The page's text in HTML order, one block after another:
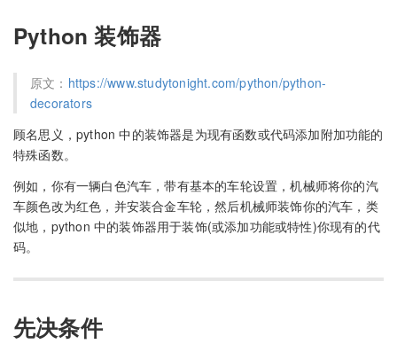
Python 装饰器
原文： https://www.studytonight.com/python/python-
decorators
顾名思义，python 中的装饰器是为现有函数或代码添加附加功能的
特殊函数。
例如，你有一辆白色汽车，带有基本的车轮设置，机械师将你的汽
车颜色改为红色，并安装合金车轮，然后机械师装饰你的汽车，类
似地，python 中的装饰器用于装饰(或添加功能或特性)你现有的代
码。
先决条件